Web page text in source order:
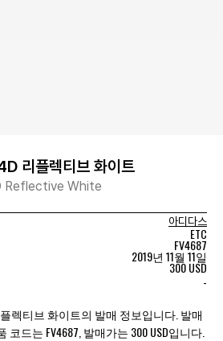
리플렉티브 화이트
Reflective White
아디다스
ETC
FV4687
2019년 11월 11일
300 USD
-
렉티브 화이트의 발매 정보입니다. 발매
코드는 FV4687, 발매가는 300 USD입니다.